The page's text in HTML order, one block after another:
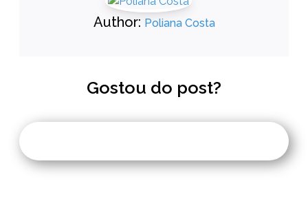
Author: Poliana Costa
Gostou do post?